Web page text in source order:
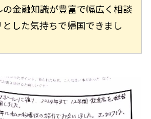
の金融知識が豊富で幅広く相談
した気持ちで帰国できまし